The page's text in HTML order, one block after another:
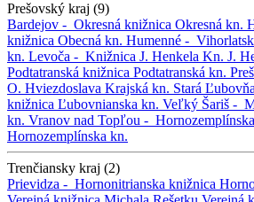
Prešovský kraj (9)
Bardejov - Okresná knižnica Okresná kn.
knižnica Obecná kn. Humenné -
kn. Levoča - Knižnica J. Henkela Kn. J.
Podtatranská knižnica Podtatranská kn.
O. Hviezdoslava Krajská kn. Stará
knižnica Ľubovnianska kn. Veľký Šariš -
kn. Vranov nad Topľou -
Hornozemplínska kn.
Trenčiansky kraj (2)
Prievidza - Hornonitrianska knižnica